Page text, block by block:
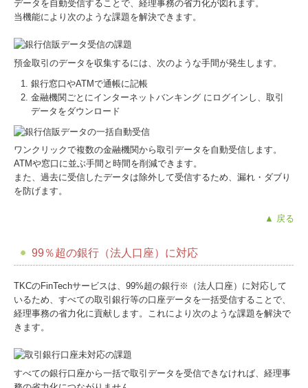
データを自動受信することで、経理事務の省力化が図れます。
当機能により次のような課題を解決できます。
預金取引のデータを収集するには、次のような手間が発生します。
銀行窓口やATMで通帳に記帳
金融機関ごとにインターネットバンキング にログインし、取引
データをダウンロード
ワンクリックで複数の金融機関から取引データを自動受信します。
ATMや窓口に並ぶ手間と時間を削減できます。
また、過去に受信したデータは除外して受信するため、漏れ・ダブり
を防げます。
▲ 戻る
99％超の銀行（法人口座）に対応
TKCのFinTechサービスは、99%超の銀行※（法人口座）に対応して
いるため、すべての取引銀行等の口座データを一括受信することで、
経理事務の省力化に貢献します。これにより次のような課題を解決で
きます。
すべての銀行口座から一括で取引データを受信できなければ、経理事